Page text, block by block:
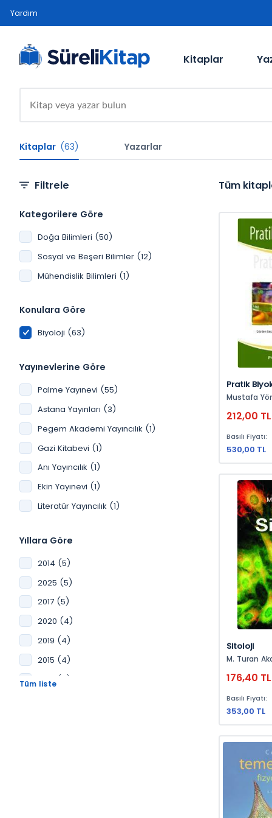
Yardım
Kitaplar
Kitaplar (63) Yazarlar
Filtrele
Kategorilere Göre
Doğa Bilimleri (50)
Sosyal ve Beşeri Bilimler (12)
Mühendislik Bilimleri (1)
Konulara Göre
Biyoloji (63)
Yayınevlerine Göre
Palme Yayınevi (55)
Astana Yayınları (3)
Pegem Akademi Yayıncılık (1)
Gazi Kitabevi (1)
Anı Yayıncılık (1)
Ekin Yayınevi (1)
Literatür Yayıncılık (1)
Yıllara Göre
2014 (5)
2025 (5)
2017 (5)
2020 (4)
2019 (4)
2015 (4)
2016 (4)
Tüm
Pratik
Sağlık
Mustafa
212,00 TL
Basılı Fiyatı:
530,00 TL
Sitoloji
M. Turan
176,40 TL
Basılı Fiyatı:
353,00 TL